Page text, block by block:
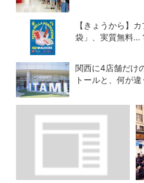
【きょうから】
袋」、実質無料…
関西に4店舗だけ
トールと、何が